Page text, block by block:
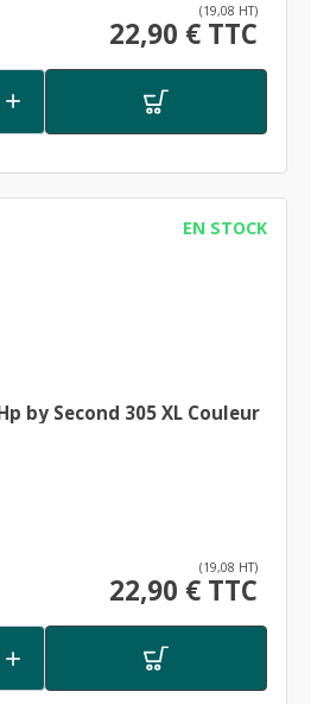
(19,08 HT)
22,90 € TTC

EN STOCK
by Second 305 XL Couleur
(19,08 HT)
22,90 € TTC
